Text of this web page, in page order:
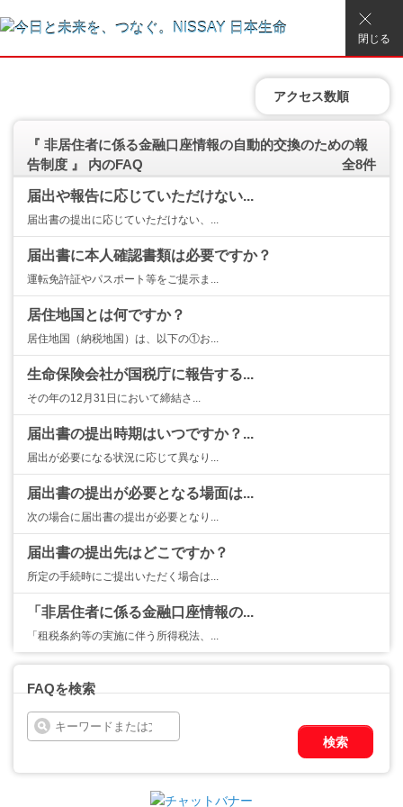
閉じる
アクセス数順
『 非居住者に係る金融口座情報の自動的交換のための報
告制度 』 内のFAQ
全8件
届出や報告に応じていただけない...
届出書の提出に応じていただけない、...
届出書に本人確認書類は必要ですか？
運転免許証やパスポート等をご提示ま...
居住地国とは何ですか？
居住地国（納税地国）は、以下の①お...
生命保険会社が国税庁に報告する...
その年の12月31日において締結さ...
届出書の提出時期はいつですか？...
届出が必要になる状況に応じて異なり...
届出書の提出が必要となる場面は...
次の場合に届出書の提出が必要となり...
届出書の提出先はどこですか？
所定の手続時にご提出いただく場合は...
「非居住者に係る金融口座情報の...
「租税条約等の実施に伴う所得税法、...
FAQを検索
検索